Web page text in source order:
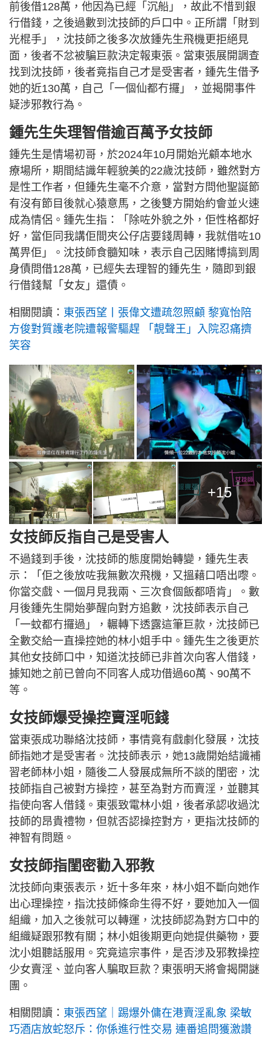
前後借128萬，他因為已經「沉船」，故此不惜到銀
行借錢，之後過數到沈技師的戶口中。正所謂「財到
光棍手」，沈技師之後多次放鍾先生飛機更拒絕見
面，後者不忿被騙巨款決定報東張。當東張展開調查
找到沈技師，後者竟指自己才是受害者，鍾先生借予
她的近130萬，自己「一個仙都冇攞」，並揭開事件
疑涉邪教行為。
鍾先生失理智借逾百萬予女技師
鍾先生是情場初哥，於2024年10月開始光顧本地水
療場所，期間結識年輕貌美的22歲沈技師，雖然對方
是性工作者，但鍾先生毫不介意，當對方問他聖誕節
有沒有節目後就心猿意馬，之後雙方開始約會並火速
成為情侶。鍾先生指：「除咗外貌之外，佢性格都好
好，當佢同我講佢間夾公仔店要錢周轉，我就借咗10
萬畀佢」。沈技師食髓知味，表示自己因賭博搞到周
身債問借128萬，已經失去理智的鍾先生，隨即到銀
行借錢幫「女友」還債。
相關閱讀： 東張西望丨張偉文遭疏忽照顧 黎寬怡陪
方俊對質護老院遭報警驅趕 「靚聲王」入院忍痛擠
笑容
+15
女技師反指自己是受害人
不過錢到手後，沈技師的態度開始轉變，鍾先生表
示：「佢之後放咗我無數次飛機，又搵藉口唔出嚟。
你當交戲、一個月見我兩、三次食個飯都唔肯」。數
月後鍾先生開始夢醒向對方追數，沈技師表示自己
「一蚊都冇攞過」，輾轉下透露這筆巨款，沈技師已
全數交給一直操控她的林小姐手中。鍾先生之後更於
其他女技師口中，知道沈技師已非首次向客人借錢，
據知她之前已曾向不同客人成功借過60萬、90萬不
等。
女技師爆受操控賣淫呃錢
當東張成功聯絡沈技師，事情竟有戲劇化發展，沈技
師指她才是受害者。沈技師表示，她13歲開始結識補
習老師林小姐，隨後二人發展成無所不談的閨密，沈
技師指自己被對方操控，甚至為對方而賣淫，並聽其
指使向客人借錢。東張致電林小姐，後者承認收過沈
技師的昂貴禮物，但就否認操控對方，更指沈技師的
神智有問題。
女技師指閨密勸入邪教
沈技師向東張表示，近十多年來，林小姐不斷向她作
出心理操控，指沈技師條命生得不好，要她加入一個
組織，加入之後就可以轉運，沈技師認為對方口中的
組織疑跟邪教有關；林小姐後期更向她提供藥物，要
沈小姐聽話服用。究竟這宗事件，是否涉及邪教操控
少女賣淫、並向客人騙取巨款？東張明天將會揭開謎
團。
相關閱讀： 東張西望｜踢爆外傭在港賣淫亂象 梁敏
巧酒店放蛇怒斥：你係進行性交易 連番追問獲激讚